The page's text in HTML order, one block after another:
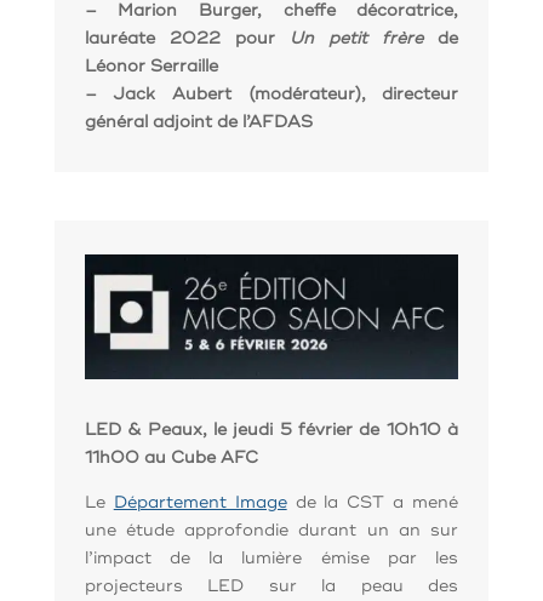
– Marion Burger, cheffe décoratrice,
lauréate 2022 pour
Un petit frèrede
Léonor Serraille
– Jack Aubert (modérateur), directeur
général adjoint de l’AFDAS
LED & Peaux, le jeudi 5 février de 10h10 à
11h00 au Cube AFC
Le Département Imagede la CST a mené
une étude approfondie durant un an sur
l’impact de la lumière émise par les
projecteurs LED sur la peau des